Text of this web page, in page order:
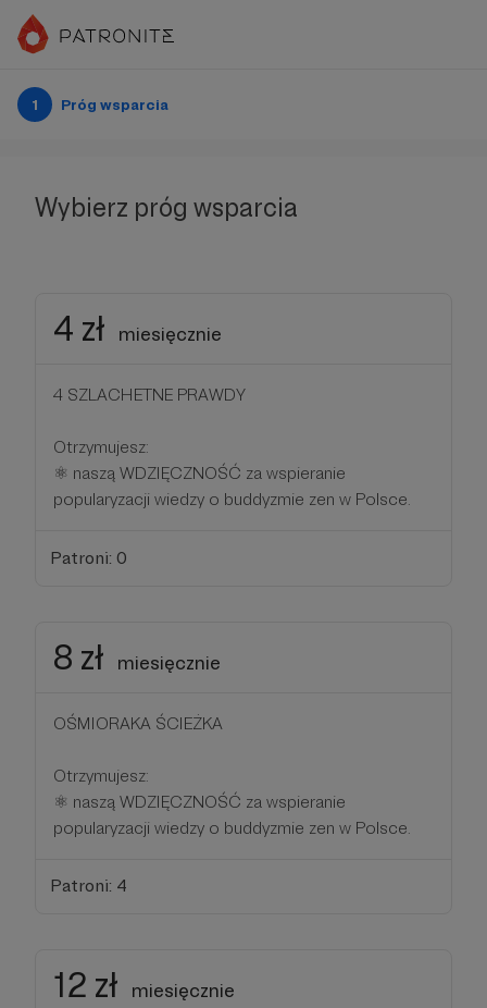
1 Próg wsparcia
Wybierz próg wsparcia
4 zł miesięcznie
4 SZLACHETNE PRAWDY
Otrzymujesz:
⚛ naszą WDZIĘCZNOŚĆ za wspieranie
popularyzacji wiedzy o buddyzmie zen w Polsce.
Patroni: 0
8 zł miesięcznie
OŚMIORAKA ŚCIEŻKA
Otrzymujesz:
⚛ naszą WDZIĘCZNOŚĆ za wspieranie
popularyzacji wiedzy o buddyzmie zen w Polsce.
Patroni: 4
12 zł miesięcznie